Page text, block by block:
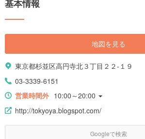
基本情報
地図を見る
東京都杉並区高円寺北３丁目２２-１９
03-3339-6151
営業時間外 10:00～20:00
http://tokyoya.blogspot.com/
Googleで検索